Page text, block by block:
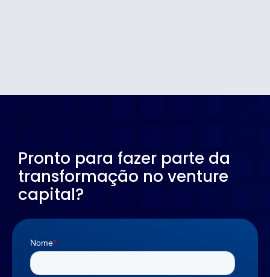
Pronto para fazer parte da
transformação no venture
capital?